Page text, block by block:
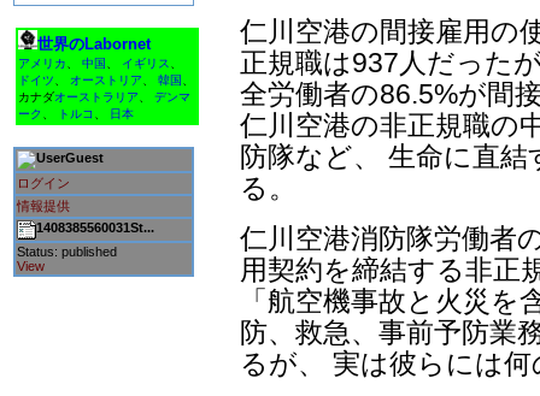
世界のLabornet
アメリカ 中国 イギリス
ドイツ
オーストリア 韓国
カナダオーストラリア
デンマ
ーク
トルコ 日本
Guest
ログイン
情報提供
1408385560031St...
Status: published
View
仁川空港の間接雇用の
正規職は937人だった
全労働者の86.5%が間
仁川空港の非正規職の
防隊など、 生命に直
る。
仁川空港消防隊労働者
用契約を締結する非正
「航空機事故と火災
防、救急、事前予防業
るが、 実は彼らには